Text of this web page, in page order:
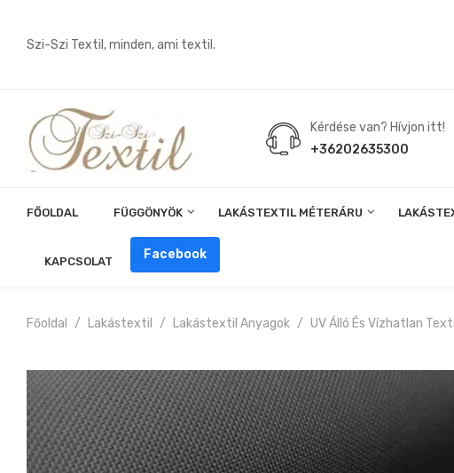
Szi-Szi Textil, minden, ami textil.
Kérdése van? Hívjon itt!
+36202635300
FŐOLDAL FÜGGÖNYÖK LAKÁSTEXTIL MÉTERÁRU
KAPCSOLAT Facebook
Főoldal Lakástextil Lakástextil Anyagok UV Álló És Vízhatlan